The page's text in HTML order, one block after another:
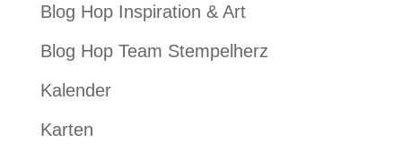
Blog Hop Inspiration & Art
Blog Hop Team Stempelherz
Kalender
Karten